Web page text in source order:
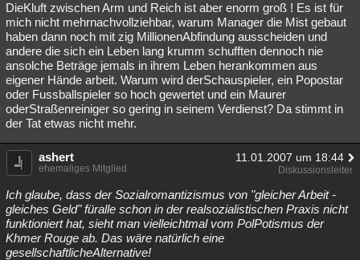
DieKluft zwischen Arm und Reich ist aber enorm groß ! Es ist für
mich nicht mehrnachvollziehbar, warum Manager die Mist gebaut
haben dann noch mit zig MillionenAbfindung ausscheiden und
andere die sich ein Leben lang krumm schufften dennoch nie
ansolche Beträge jemals in ihrem Leben herankommen aus
eigener Hände arbeit. Warum wird derSchauspieler, ein Popostar
oder Fussballspieler so hoch gewertet und ein Maurer
oderStraßenreiniger so gering in seinem Verdienst? Da stimmt in
der Tat etwas nicht mehr.
ashert 11.01.2007 um 18:44
ehemaliges Mitglied Diskussionsleiter
Ich glaube, dass der Sozialromantizismus von "gleicher Arbeit -
gleiches Geld" füralle schon in der realsozialistischen Praxis nicht
funktioniert hat, sieht man vielleichtmal vom PolPotismus der
Khmer Rouge ab. Das wäre natürlich eine
gesellschaftlicheAlternative!